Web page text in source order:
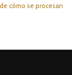
cómo se procesan